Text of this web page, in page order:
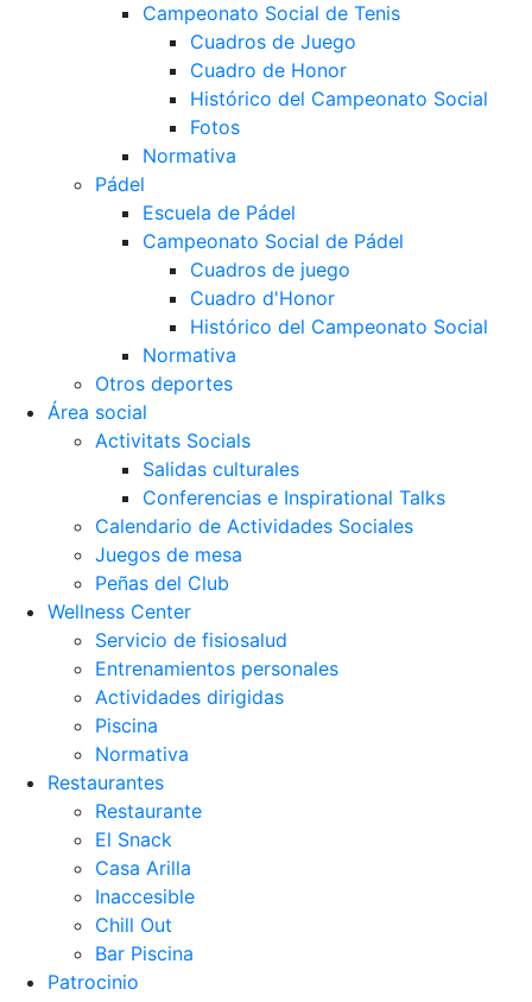
Campeonato Social de Tenis
Cuadros de Juego
Cuadro de Honor
Histórico del Campeonato Social
Fotos
Normativa
Pádel
Escuela de Pádel
Campeonato Social de Pádel
Cuadros de juego
Cuadro d'Honor
Histórico del Campeonato Social
Normativa
Otros deportes
Área social
Activitats Socials
Salidas culturales
Conferencias e Inspirational Talks
Calendario de Actividades Sociales
Juegos de mesa
Peñas del Club
Wellness Center
Servicio de fisiosalud
Entrenamientos personales
Actividades dirigidas
Piscina
Normativa
Restaurantes
Restaurante
El Snack
Casa Arilla
Inaccesible
Chill Out
Bar Piscina
Patrocinio